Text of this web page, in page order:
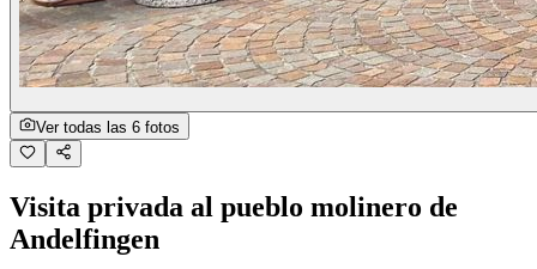
Ver todas las 6 fotos
Visita privada al pueblo molinero de
Andelfingen